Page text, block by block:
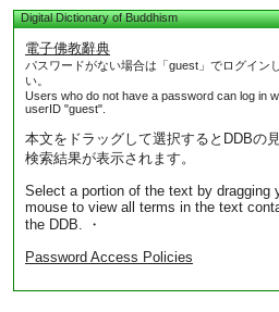
Digital Dictionary of Buddhism
電子佛教辭典
パスワードがない場合は「guest」でログイン
い。
Users who do not have a password can log in
userID "guest".
本文をドラッグして選択するとDDBの
検索結果が表示されます。
Select a portion of the text by dragging
mouse to view all terms in the text
the DDB. ・
Password Access Policies